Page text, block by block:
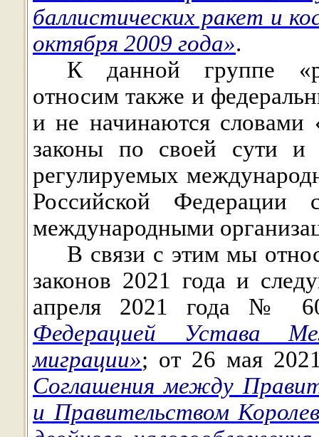
баллистических ракет и
октября 2009 года».
К данной группе
относим также и
и не начинаются
законы по своей сути и
регулируемых
Российской Федерации
международными
В связи с этим мы
законов 2021 года и
апреля 2021 года №
Федерацией Устава
миграции»; от 26 мая
Соглашения между
и Правительством